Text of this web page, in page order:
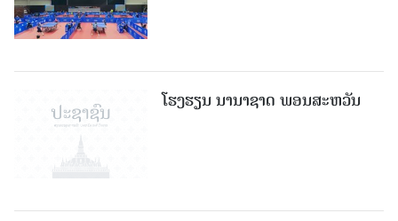
ໂຮງຮຽນ ນານາຊາດ ພອນສະຫວັນ